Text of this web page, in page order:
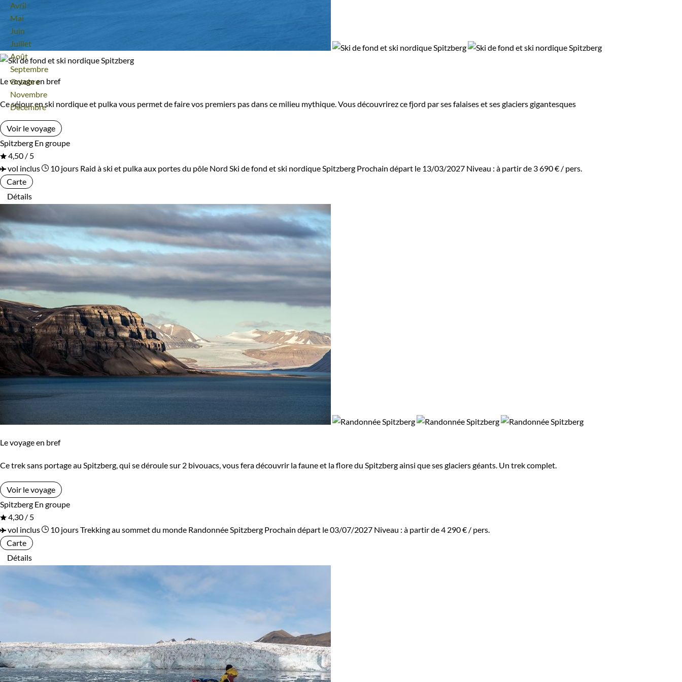
Avril
Mai
Juin
Juillet
Août
Septembre
Octobre
Novembre
Décembre
Le voyage en bref
Ce séjour en ski nordique et pulka vous permet de faire vos premiers pas dans ce milieu mythique. Vous découvrirez ce fjord par ses falaises et ses glaciers gigantesques
Voir le voyage
Spitzberg En groupe
4,50 / 5
vol inclus
10 jours Raid à ski et pulka aux portes du pôle Nord Ski de fond et ski nordique Spitzberg Prochain départ le 13/03/2027 Niveau : à partir de 3 690 € / pers.
Carte
Détails
Le voyage en bref
Ce trek sans portage au Spitzberg, qui se déroule sur 2 bivouacs, vous fera découvrir la faune et la flore du Spitzberg ainsi que ses glaciers géants. Un trek complet.
Voir le voyage
Spitzberg En groupe
4,30 / 5
vol inclus
10 joursTrekking au sommet du monde Randonnée Spitzberg Prochain départ le 03/07/2027 Niveau : à partir de4 290 € / pers.
Carte
Détails